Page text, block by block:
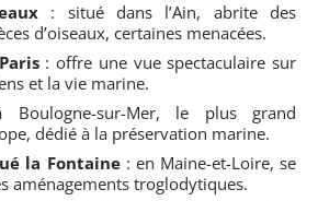
: situé dans l’Ain, abrite des
d’oiseaux, certaines menacées.
: offre une vue spectaculaire sur
et la vie marine.
sur-Mer, le plus grand
dédié à la préservation marine.
la Fontaine: en Maine-et-Loire, se
aménagements troglodytiques.